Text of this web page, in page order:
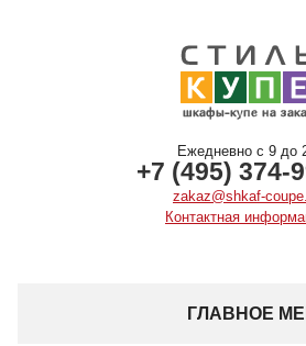
Ежедневно с 9 до
+7 (495) 374-
zakaz@shkaf-
Контактная
ГЛАВНОЕ